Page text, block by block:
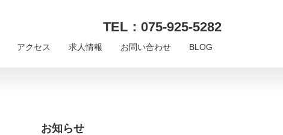
TEL：075-925-5282
アクセス 求人情報 お問い合わせ BLOG
お知らせ